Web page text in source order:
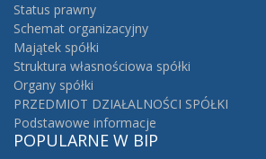
Status prawny
Schemat organizacyjny
Majątek spółki
Struktura własnościowa spółki
Organy spółki
PRZEDMIOT DZIAŁALNOŚCI SPÓŁKI
Podstawowe informacje
POPULARNE W BIP